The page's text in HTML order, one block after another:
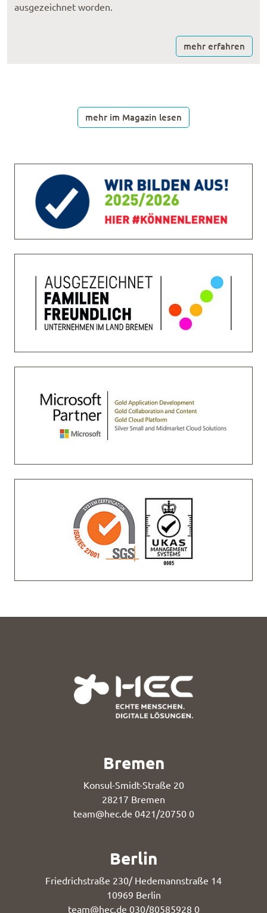
ausgezeichnet worden.
mehr erfahren
mehr im Magazin lesen
Bremen
Konsul-Smidt-Straße 20
28217 Bremen
team@hec.de 0421/20750 0
Berlin
Friedrichstraße 230/ Hedemannstraße 14
10969 Berlin
team@hec.de 030/80585928 0